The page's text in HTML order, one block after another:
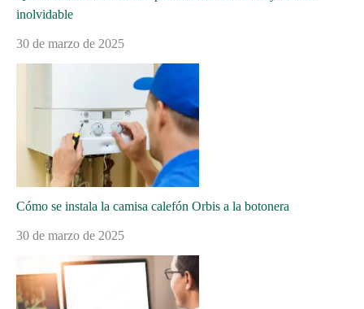
inolvidable
30 de marzo de 2025
Cómo se instala la camisa calefón Orbis a la botonera
30 de marzo de 2025